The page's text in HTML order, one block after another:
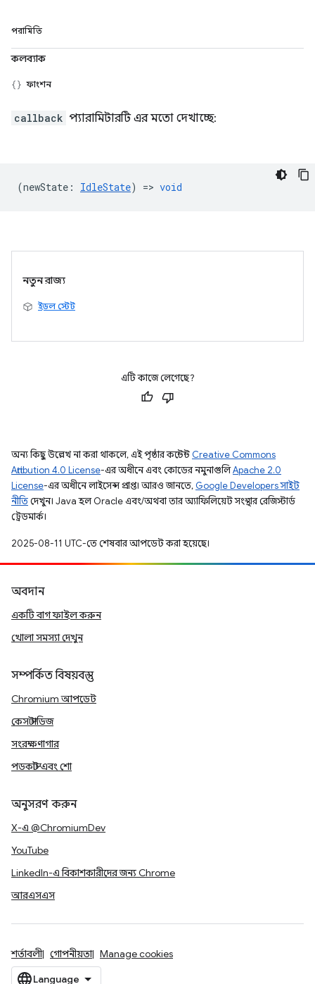
পরামিতি
কলব্যাক
ফাংশন
callback প্যারামিটারটি এর মতো দেখাচ্ছে:
(newState : IdleState) => void
নতুন রাজ্য
ইডল স্টেট
এটি কাজে লেগেছে?
অন্য কিছু উল্লেখ না করা থাকলে, এই পৃষ্ঠার কন্টেন্ট Creative Commons
Attribution 4.0 License-এর অধীনে এবং কোডের নমুনাগুলিApache 2.0
License-এর অধীনে লাইসেন্স প্রাপ্ত। আরও জানতে, Google Developers সাইট
নীতিদেখুন। Java হল Oracle এবং/অথবা তার অ্যাফিলিয়েট সংস্থার রেজিস্টার্ড
ট্রেডমার্ক।
2025-08-11 UTC-তে শেষবার আপডেট করা হয়েছে।
অবদান
একটি বাগ ফাইল করুন
খোলা সমস্যা দেখুন
সম্পর্কিত বিষয়বস্তু
Chromium আপডেট
কেস স্টাডিজ
সংরক্ষণাগার
পডকাস্ট এবং শো
অনুসরণ করুন
X-এ @ChromiumDev
YouTube
LinkedIn-এ বিকাশকারীদের জন্য Chrome
আরএসএস
শর্তাবলী গোপনীয়তা Manage cookies